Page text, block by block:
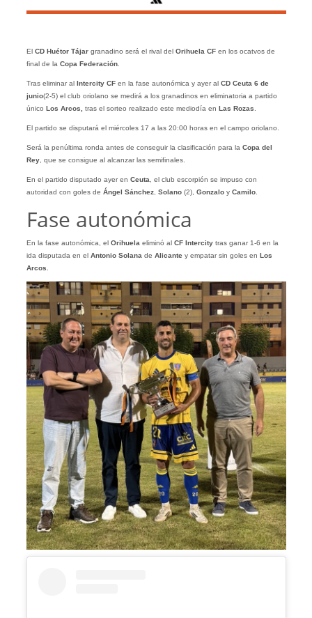
El CD Huétor Tájar granadino será el rival del Orihuela CF en los ocatvos de
final de la Copa Federación.
Tras eliminar al Intercity CFen la fase autonómica y ayer al CD Ceuta 6 de
junio(2-5) el club oriolano se medirá a los granadinos en eliminatoria a partido
único Los Arcos, tras el sorteo realizado este mediodía en Las Rozas.
El partido se disputará el miércoles 17 a las 20:00 horas en el campo oriolano.
Será la penúltima ronda antes de conseguir la clasificación para la Copa del
Rey, que se consigue al alcanzar las semifinales.
En el partido disputado ayer en Ceuta, el club escorpión se impuso con
autoridad con goles de Ángel Sánchez, Solano(2), Gonzaloy Camilo.
Fase autonómica
En la fase autonómica, el Orihuelaeliminó al CF Intercity tras ganar 1-6 en la
ida disputada en el Antonio Solana de Alicantey empatar sin goles en Los
Arcos.